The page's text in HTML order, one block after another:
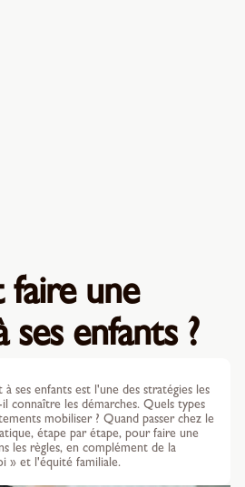
une
enfants ?
ses enfants est l'une des stratégies les
connaître les démarches. Quels types
mobiliser ? Quand passer chez le
étape par étape, pour faire une
les règles, en complément de la
» et l'équité familiale.